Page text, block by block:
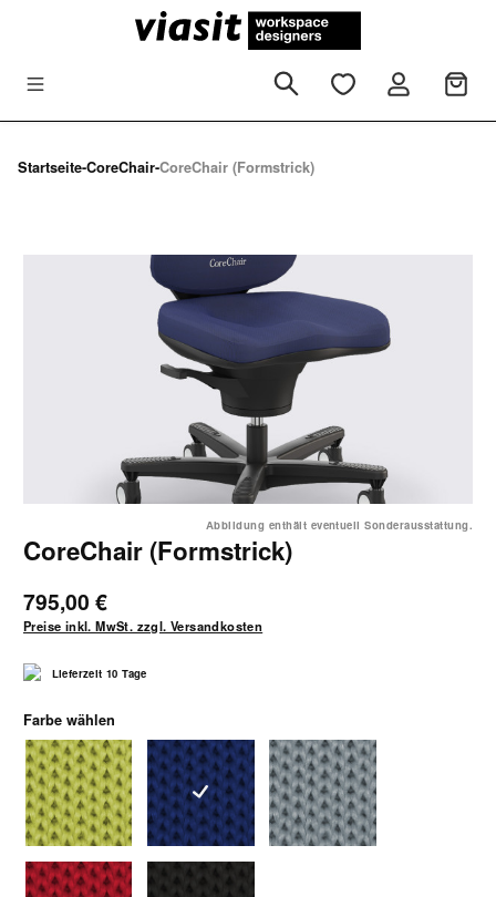
Zum Hauptinhalt springen
Startseite-CoreChair-CoreChair (Formstrick)
Bildergalerie überspringen
Abbildung enthält eventuell Sonderausstattung.
CoreChair (Formstrick)
795,00 €
Preise inkl. MwSt. zzgl. Versandkosten
Lieferzeit 10 Tage
Farbe wählen
Formstrick apfelgrünFormstrick blau Formstrick grau